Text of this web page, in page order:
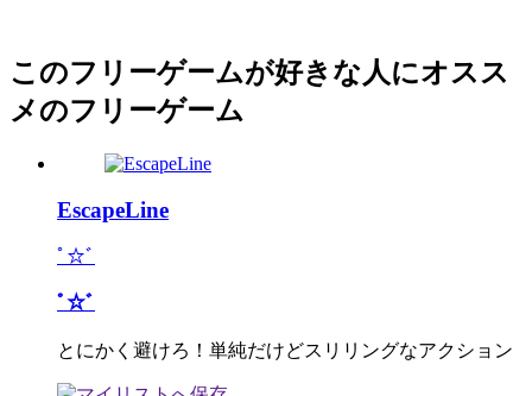
このフリーゲームが好きな人にオスス
メのフリーゲーム
EscapeLine
ﾟ☆ﾞ
ﾟ☆ﾞ
とにかく避けろ！単純だけどスリリングなアクション